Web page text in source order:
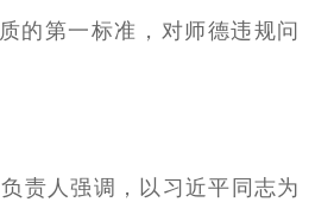
的第一标准，对师德违规问
责人强调，以习近平同志为